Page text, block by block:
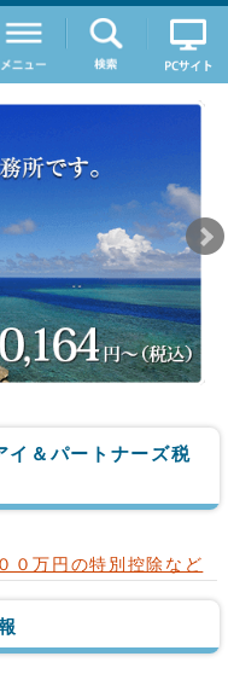
イ＆パートナーズ税
０万円の特別控除など